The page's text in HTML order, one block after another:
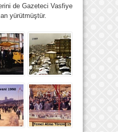
de Gazeteci Vasfiye
yürütmüştür.